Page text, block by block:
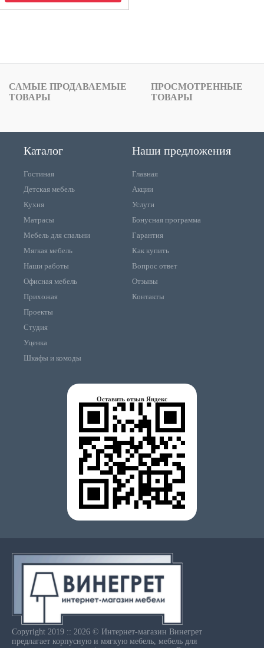
САМЫЕ ПРОДАВАЕМЫЕ
ТОВАРЫ
ПРОСМОТРЕННЫЕ
ТОВАРЫ
Каталог
Гостиная
Детская мебель
Кухня
Матрасы
Мебель для спальни
Мягкая мебель
Наши работы
Офисная мебель
Прихожая
Проекты
Студия
Уценка
Шкафы и комоды
Наши предложения
Главная
Акции
Услуги
Бонусная программа
Гарантия
Как купить
Вопрос ответ
Отзывы
Контакты
Оставить отзыв Яндекс
Copyright 2019 :: 2026 © Интернет-магазин Винегрет
предлагает корпусную и мягкую мебель, мебель для